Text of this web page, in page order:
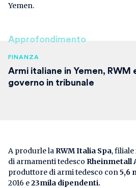
Yemen.
Approfondimento
FINANZA
Armi italiane in Yemen, RWM
governo in tribunale
A produrle la RWM Italia Spa,
di armamenti tedesco Rheinmetall
produttore di armi tedesco con 5,6
2016 e23mila dipendenti.